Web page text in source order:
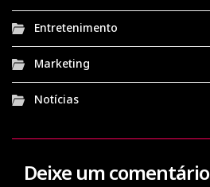
Entretenimento
Marketing
Notícias
Deixe um comentário